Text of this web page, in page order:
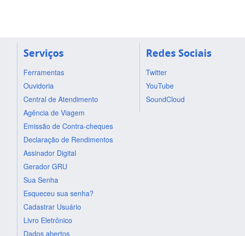
Serviços
Ferramentas
Ouvidoria
Central de Atendimento
Agência de Viagem
Emissão de Contra-cheques
Declaração de Rendimentos
Assinador Digital
Gerador GRU
Sua Senha
Esqueceu sua senha?
Cadastrar Usuário
Livro Eletrônico
Dados abertos
Redes Sociais
Twitter
YouTube
SoundCloud